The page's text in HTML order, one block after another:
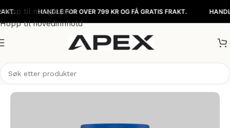
HANDLE FOR OVER 799 KR OG FÅ GRATIS FRAKT. HANDLE
Hopp til navigasjon
Hopp til hovedinnhold
Kosttilskudd